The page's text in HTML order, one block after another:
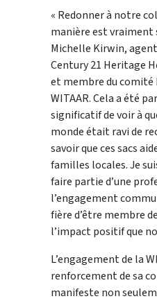
« Redonner à notre
manière est vraiment
Michelle Kirwin,
Century 21 Heritage
et membre du comité
WITAAR. Cela a été
significatif de voir à
monde était ravi de
savoir que ces sacs
familles locales. Je
faire partie d’une
l’engagement
fière d’être membre
l’impact positif que
L’engagement de la
renforcement de sa
manifeste non